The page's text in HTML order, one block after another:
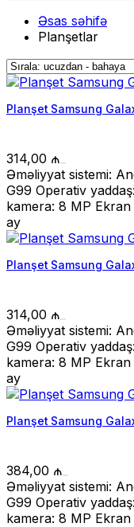
Əsas səhifə
Planşetlar
Planşet Samsung
314,00 ₼
Əməliyyat sistemi:
G99 Operativ
kamera: 8 MP Ekran
ay
Planşet Samsung
314,00 ₼
Əməliyyat sistemi:
G99 Operativ
kamera: 8 MP Ekran
ay
Planşet Samsung
384,00 ₼
Əməliyyat sistemi:
G99 Operativ
kamera: 8 MP Ekran